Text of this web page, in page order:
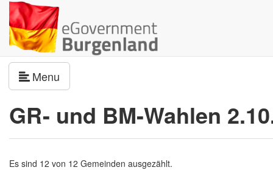
Menu
GR- und BM-Wahlen
Es sind 12 von 12 Gemeinden ausgezählt.